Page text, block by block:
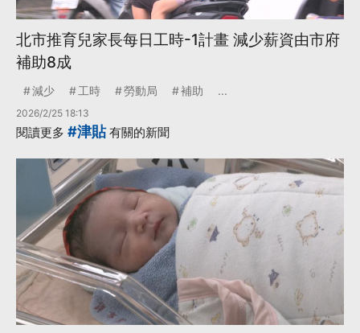
北市推育兒家長每日工時-1計畫 減少薪資由市府
補助8成
減少 工時 勞動局 補助 ...
2026/2/25 18:13
閱讀更多 #津貼有關的新聞